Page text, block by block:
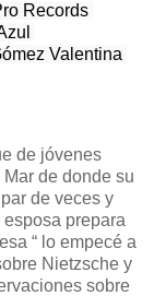
Records
Valentina
de jóvenes
de donde su
de veces y
prepara
“ lo empecé a
Nietzsche y
sobre